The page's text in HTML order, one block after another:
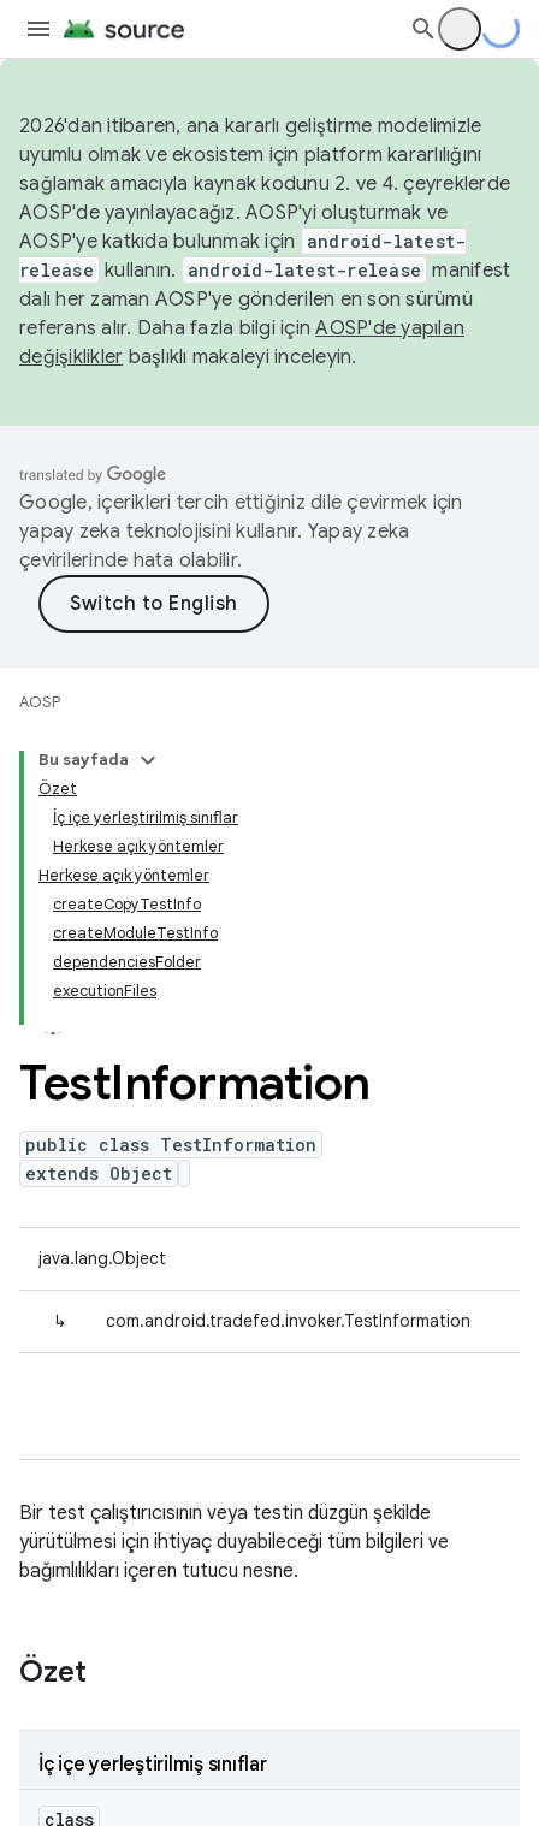
2026'dan itibaren, ana kararlı geliştirme modelimizle
uyumlu olmak ve ekosistem için platform kararlılığını
sağlamak amacıyla kaynak kodunu 2. ve 4. çeyreklerde
AOSP'de yayınlayacağız. AOSP'yi oluşturmak ve
AOSP'ye katkıda bulunmak için
android-latest-
release kullanın. android-latest-release manifest
dalı her zaman AOSP'ye gönderilen en son sürümü
referans alır. Daha fazla bilgi içinAOSP'de yapılan
değişiklikler başlıklı makaleyi inceleyin.
Google, içerikleri tercih ettiğiniz dile çevirmek için
yapay zeka teknolojisini kullanır. Yapay zeka
çevirilerinde hata olabilir.
AOSP
Bu sayfada
Özet
İç içe yerleştirilmiş sınıflar
Herkese açık yöntemler
Herkese açık yöntemler
createCopyTestInfo
createModuleTestInfo
dependenciesFolder
executionFiles
TestInformation
public class TestInformation
extends Object
java.lang.Object
↳ com.android.tradefed.invoker.TestInformation
Bir test çalıştırıcısının veya testin düzgün şekilde
yürütülmesi için ihtiyaç duyabileceği tüm bilgileri ve
bağımlılıkları içeren tutucu nesne.
Özet
İç içe yerleştirilmiş sınıflar
class